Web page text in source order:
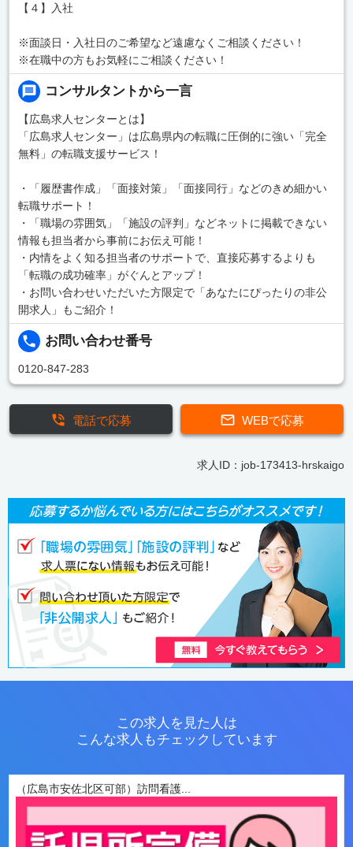
【４】入社
※面談日・入社日のご希望など遠慮なくご相談ください！
※在職中の方もお気軽にご相談ください！
コンサルタントから一言
【広島求人センターとは】
「広島求人センター」は広島県内の転職に圧倒的に強い「完全
無料」の転職支援サービス！
・「履歴書作成」「面接対策」「面接同行」などのきめ細かい
転職サポート！
・「職場の雰囲気」「施設の評判」などネットに掲載できない
情報も担当者から事前にお伝え可能！
・内情をよく知る担当者のサポートで、直接応募するよりも
「転職の成功確率」がぐんとアップ！
・お問い合わせいただいた方限定で「あなたにぴったりの非公
開求人」もご紹介！
お問い合わせ番号
0120-847-283
WEBで応募
電話で応募
求人ID：job-173413-hrskaigo
この求人を見た人は
こんな求人もチェックしています
（広島市安佐北区可部）訪問看護...